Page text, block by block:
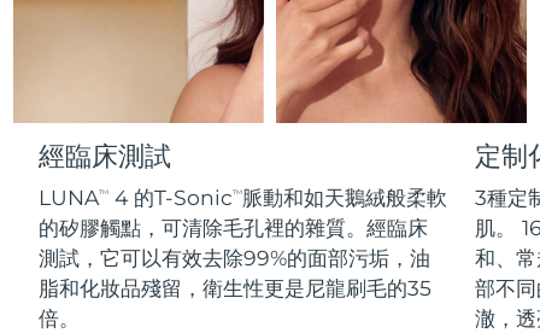
經臨床測試
LUNATM 4 的T-SonicTM脈動和如天鵝絨般柔軟
的矽膠觸點，可清除毛孔裡的雜質。經臨床
測試，它可以有效去除99%的面部污垢，油
脂和化妝品殘留，衛生性更是尼龍刷毛的35
倍。
定制
3種定
肌。
和、
部不
澈，
FAQ™產品
All anti-aging treatments
FAQ™產品
All LED treatments
FAQ™ products
All toning treatments
PEACH™ 2
IPL hair removal
PEACH™ 2 go
Travel-friendly IPL hair removal
PEACH™ Cooling Prep Gel
LUNA™ 4 body
Massaging body brush
SUPERCHARGED™ serum
Firming body serum
ESPADA™ 2 plus
Recurring acne LED therapy
ESPADA™ 2
Acne treatment device
ESPADA™ Blemish Solution
眼部護理
BEAR™ 2 eyes & lips
Microcurrent line smoothing device
IRIS™ 2
Rejuvenating eye massager
眼部護膚
毛孔護理
KIWI™ derma
Diamond microdermabrasion .
LUNA™ 4 hair
2-in-1 LED scalp massager
牙齒美白
NEW
預計送達日期8/14/26
預計送達日期8/10/26
中國香港特別行政區 8/11/26
匈牙利 預計送達日期8/10/26
冰島 預計送達日期 8/11/26
印尼 8/8/26